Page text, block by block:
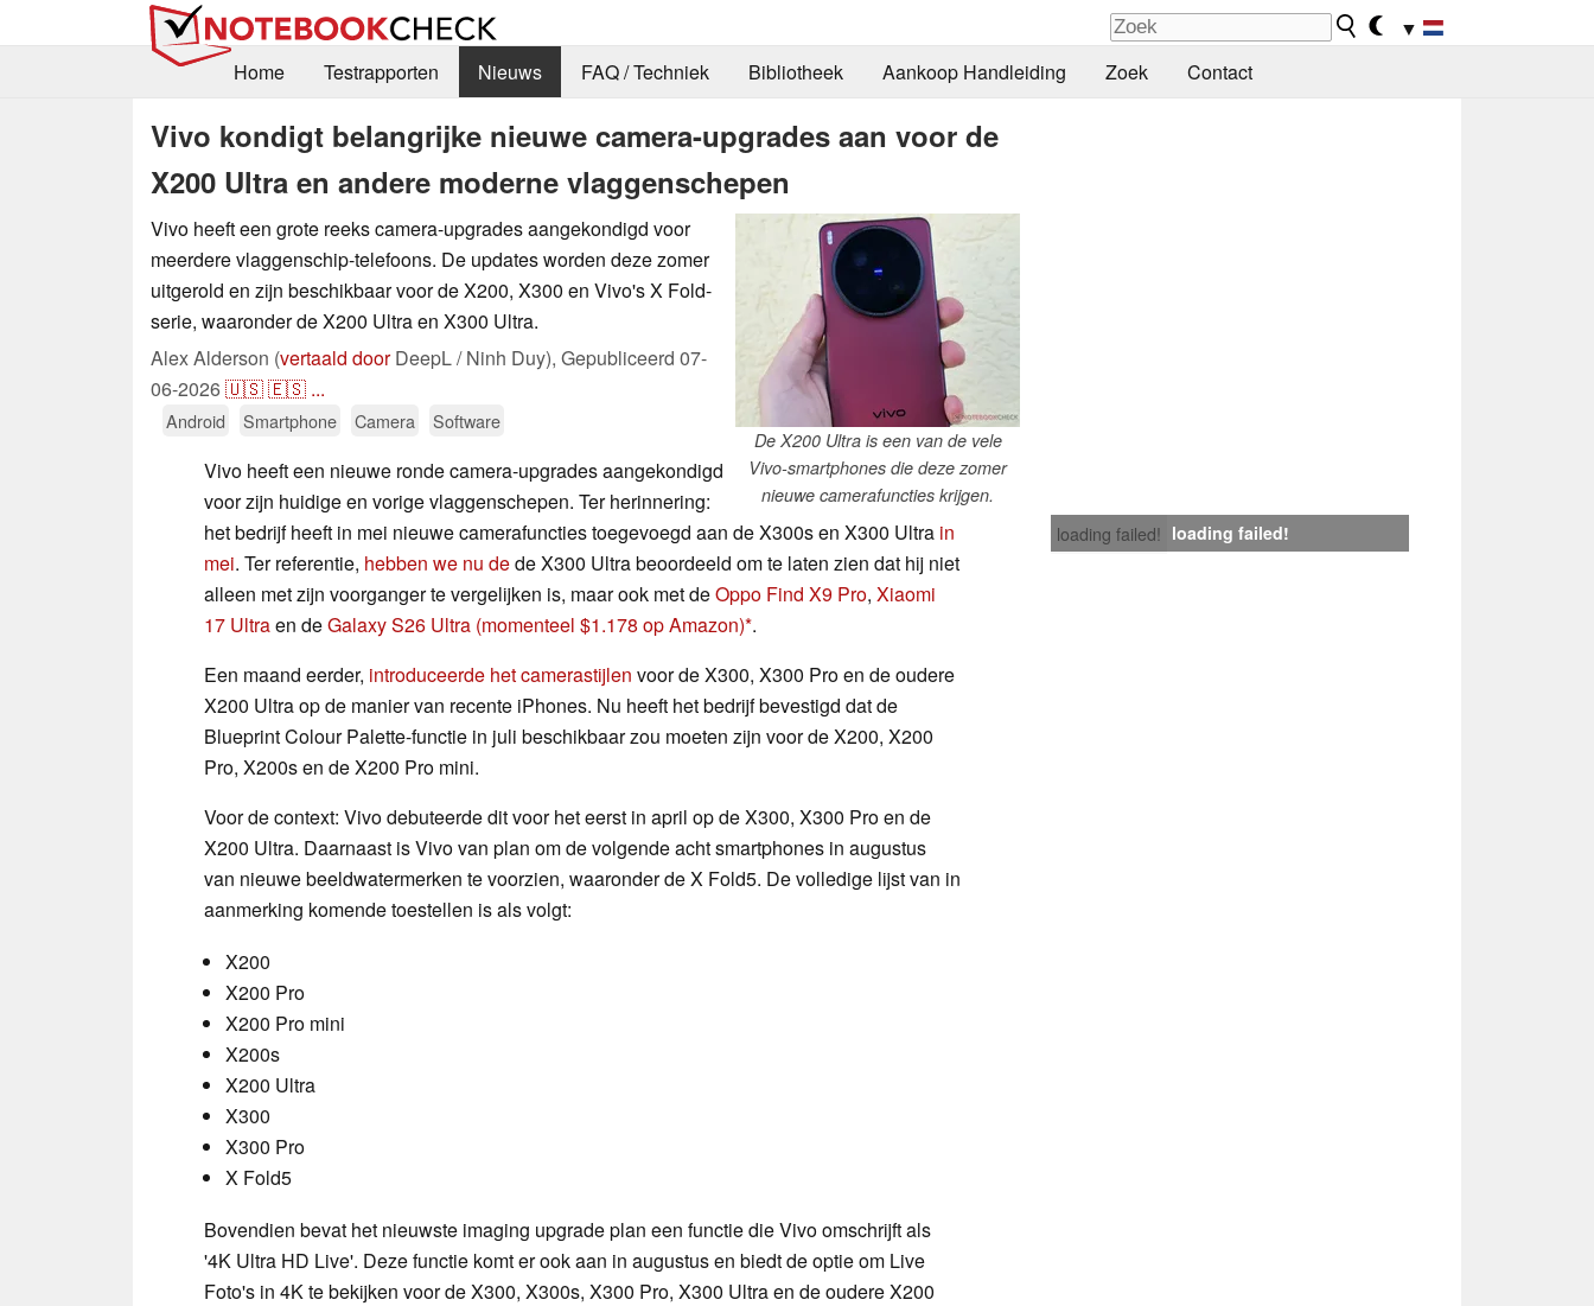
▼
Home
Testrapporten Nieuws FAQ / Techniek Bibliotheek Aankoop Handleiding Zoek Contact
Vivo kondigt belangrijke nieuwe camera-upgrades aan voor de
X200 Ultra en andere moderne vlaggenschepen
De X200 Ultra is een van de vele
Vivo-smartphones die deze zomer
nieuwe camerafuncties krijgen.
Vivo heeft een grote reeks camera-upgrades aangekondigd voor
meerdere vlaggenschip-telefoons. De updates worden deze zomer
uitgerold en zijn beschikbaar voor de X200, X300 en Vivo's X Fold-
serie, waaronder de X200 Ultra en X300 Ultra.
Alex Alderson (vertaald doorDeepL / Ninh Duy), Gepubliceerd 07-
06-2026🇺🇸🇪🇸 ...
Android Smartphone Camera Software
loading failed! loading failed!
Vivo heeft een nieuwe ronde camera-upgrades aangekondigd
voor zijn huidige en vorige vlaggenschepen. Ter herinnering:
het bedrijf heeft in mei nieuwe camerafuncties toegevoegd aan de X300s en X300 Ultra in
mei. Ter referentie, hebben we nu dede X300 Ultra beoordeeld om te laten zien dat hij niet
alleen met zijn voorganger te vergelijken is, maar ook met deOppo Find X9 Pro, Xiaomi
17 Ultraen deGalaxy S26 Ultra (momenteel $1.178 op Amazon) .
Een maand eerder, introduceerde het camerastijlen voor de X300, X300 Pro en de oudere
X200 Ultra op de manier van recente iPhones. Nu heeft het bedrijf bevestigd dat de
Blueprint Colour Palette-functie in juli beschikbaar zou moeten zijn voor de X200, X200
Pro, X200s en de X200 Pro mini.
Voor de context: Vivo debuteerde dit voor het eerst in april op de X300, X300 Pro en de
X200 Ultra. Daarnaast is Vivo van plan om de volgende acht smartphones in augustus
van nieuwe beeldwatermerken te voorzien, waaronder de X Fold5. De volledige lijst van in
aanmerking komende toestellen is als volgt:
X200
X200 Pro
X200 Pro mini
X200s
X200 Ultra
X300
X300 Pro
X Fold5
Bovendien bevat het nieuwste imaging upgrade plan een functie die Vivo omschrijft als
'4K Ultra HD Live'. Deze functie komt er ook aan in augustus en biedt de optie om Live
Foto's in 4K te bekijken voor de X300, X300s, X300 Pro, X300 Ultra en de oudere X200